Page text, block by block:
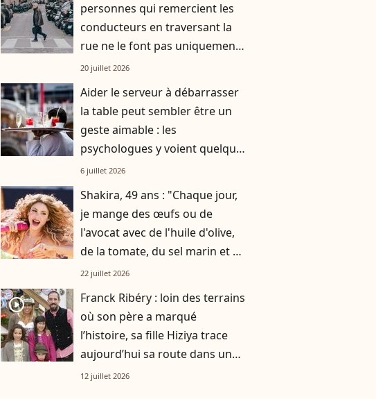
personnes qui remercient les
conducteurs en traversant la
rue ne le font pas uniquement
par gratitude
20 juillet 2026
Aider le serveur à débarrasser
la table peut sembler être un
geste aimable : les
psychologues y voient quelque
chose de bien plus profond.
6 juillet 2026
Shakira, 49 ans : "Chaque jour,
je mange des œufs ou de
l'avocat avec de l'huile d'olive,
de la tomate, du sel marin et un
smoothie"
22 juillet 2026
player2
Franck Ribéry : loin des terrains
où son père a marqué
l’histoire, sa fille Hiziya trace
aujourd’hui sa route dans un
tout autre univers
12 juillet 2026